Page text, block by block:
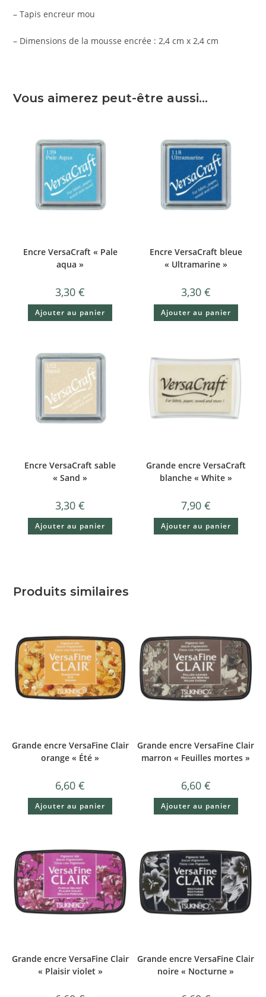
– Tapis encreur mou
– Dimensions de la mousse encrée : 2,4 cm x 2,4 cm
Vous aimerez peut-être aussi…
Encre VersaCraft « Pale
aqua »
3,30€
Ajouter au panier
Encre VersaCraft bleue
« Ultramarine »
3,30 €
Ajouter au panier
Encre VersaCraft sable
« Sand »
3,30€
Ajouter au panier
Grande encre VersaCraft
blanche « White »
7,90 €
Ajouter au panier
Produits similaires
Grande encre VersaFine Clair
orange « Été »
6,60€
Ajouter au panier
Grande encre VersaFine Clair
marron « Feuilles mortes »
6,60 €
Ajouter au panier
Grande encre VersaFine Clair
« Plaisir violet »
Grande encre VersaFine Clair
noire « Nocturne »